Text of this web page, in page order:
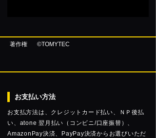
著作権 ©TOMYTEC
お支払い方法
お支払方法は、クレジットカード払い、ＮＰ後払
い、atone 翌月払い（コンビニ/口座振替）、
AmazonPay決済、PayPay決済からお選びいただ